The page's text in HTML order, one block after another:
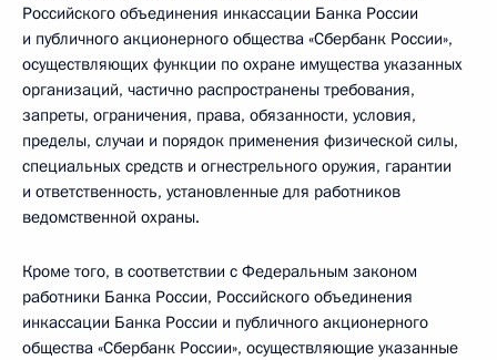
Российского объединения инкассации Банка России
и публичного акционерного общества «Сбербанк России»,
осуществляющих функции по охране имущества указанных
организаций, частично распространены требования,
запреты, ограничения, права, обязанности, условия,
пределы, случаи и порядок применения физической силы,
специальных средств и огнестрельного оружия, гарантии
и ответственность, установленные для работников
ведомственной охраны.
Кроме того, в соответствии с Федеральным законом
работники Банка России, Российского объединения
инкассации Банка России и публичного акционерного
общества «Сбербанк России», осуществляющие указанные